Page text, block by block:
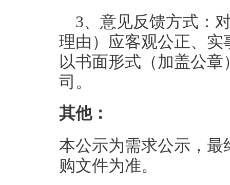
3、意见反馈方式：
理由）应客观公正、
以书面形式（加盖公
司。
其他：
本公示为需求公示，
购文件为准。